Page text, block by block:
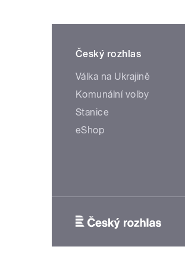
Český rozhlas
Válka na Ukrajině
Komunální volby
Stanice
eShop